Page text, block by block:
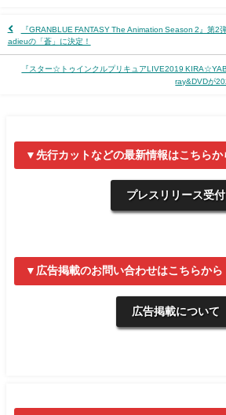
『GRANBLUE FANTASY The Animation Season 2』第2
adieuの「蒼」に決定！
『スター☆トゥインクルプリキュアLIVE2019
ray&DVDが
▼先行カットなどの最新情報はこちらか
プレスリリース受付
▼広告掲載のお問い合わせはこちらから
広告掲載について